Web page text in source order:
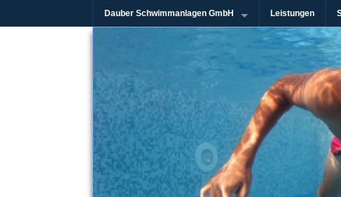
Dauber Schwimmanlagen GmbH Leistungen
Dauber
Seit mehr als 45 Jahren im Rhein-Main-